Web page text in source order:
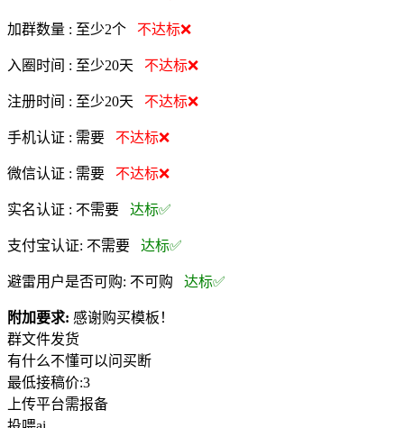
加群数量 : 至少2个 不达标❌
入圈时间 : 至少20天 不达标❌
注册时间 : 至少20天 不达标❌
手机认证 : 需要 不达标❌
微信认证 : 需要 不达标❌
实名认证 : 不需要 达标✅
支付宝认证: 不需要 达标✅
避雷用户是否可购: 不可购 达标✅
附加要求: 感谢购买模板！
群文件发货
有什么不懂可以问买断
最低接稿价:3
上传平台需报备